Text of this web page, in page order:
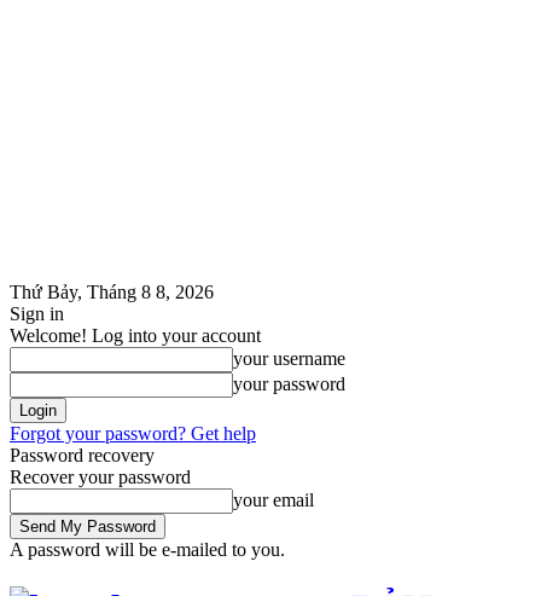
Thứ Bảy, Tháng 8 8, 2026
Sign in
Welcome! Log into your account
your username
your password
Forgot your password? Get help
Password recovery
Recover your password
your email
A password will be e-mailed to you.